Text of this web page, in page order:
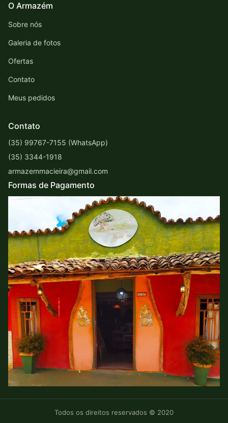
O Armazém
Sobre nós
Galeria de fotos
Ofertas
Contato
Meus pedidos
Contato
(35) 99767-7155 (WhatsApp)
(35) 3344-1918
armazemmacieira@gmail.com
Formas de Pagamento
Todos os direitos reservados © 2020